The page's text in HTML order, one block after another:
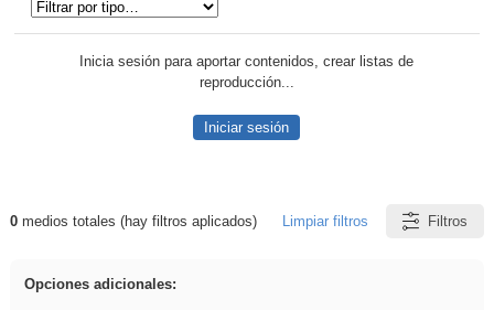
Inicia sesión para aportar contenidos, crear listas de
reproducción...
Iniciar sesión
Resultados de: Oral
0medios totales (hay filtros aplicados) Limpiar filtros Filtros
Opciones adicionales: